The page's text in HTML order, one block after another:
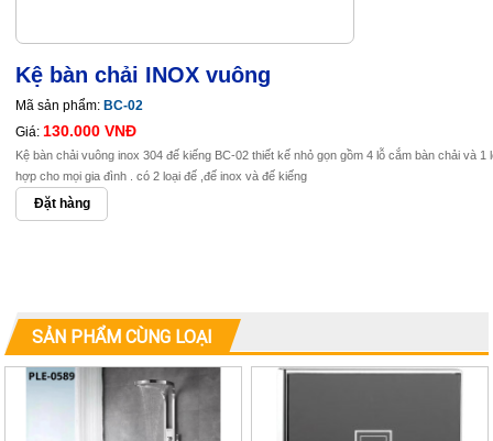
Kệ bàn chải INOX vuông
Mã sản phẩm:BC-02
Giá:130.000 VNĐ
Kệ bàn chải vuông inox 304 đế kiếng BC-02 thiết kế nhỏ gọn gồm 4 lỗ cắm bàn chải và
hợp cho mọi gia đình . có 2 loại đế ,đế inox và đế kiếng
Đặt hàng
SẢN PHẨM CÙNG LOẠI